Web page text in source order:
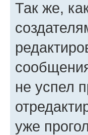
Так же,
не успел
уже